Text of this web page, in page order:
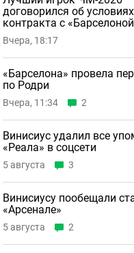
договорился об условиях
контракта с
Вчера, 18:17
«Барселона» провела
по Родри
Вчера, 11:34 2
Винисиус удалил все
«Реала» в соцсети
5 августа 3
Винисиусу пообещали
«Арсенале»
5 августа 2